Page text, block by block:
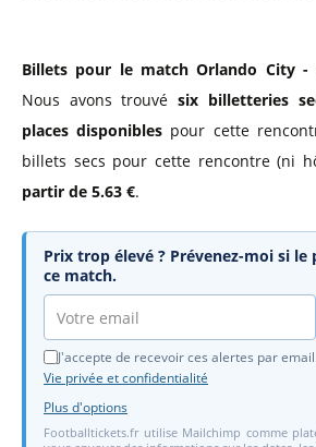
Billets pour le match Orlando City -
Nous avons trouvésix billetteries
places disponibles pour cette
billets secs pour cette rencontre (ni
partir de 5.63 €.
Prix trop élevé ? Prévenez-moi si le
ce match.
J'accepte de recevoir ces alertes par
Vie privée et confidentialité
Plus d'options
Footballtickets.fr utilise Mailchimp comme